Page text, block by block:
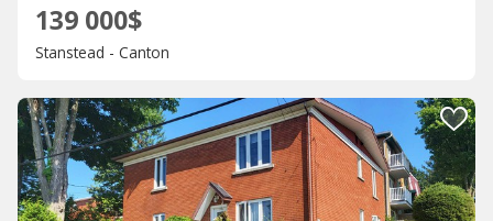
139 000$
Stanstead - Canton